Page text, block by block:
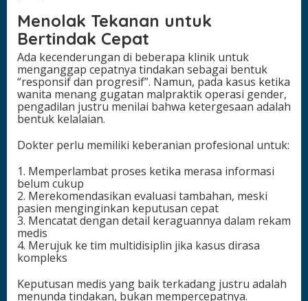
Menolak Tekanan untuk
Bertindak Cepat
Ada kecenderungan di beberapa klinik untuk
menganggap cepatnya tindakan sebagai bentuk
“responsif dan progresif”. Namun, pada kasus ketika
wanita menang gugatan malpraktik operasi gender,
pengadilan justru menilai bahwa ketergesaan adalah
bentuk kelalaian.
Dokter perlu memiliki keberanian profesional untuk:
1. Memperlambat proses ketika merasa informasi
belum cukup
2. Merekomendasikan evaluasi tambahan, meski
pasien menginginkan keputusan cepat
3. Mencatat dengan detail keraguannya dalam rekam
medis
4. Merujuk ke tim multidisiplin jika kasus dirasa
kompleks
Keputusan medis yang baik terkadang justru adalah
menunda tindakan, bukan mempercepatnya.